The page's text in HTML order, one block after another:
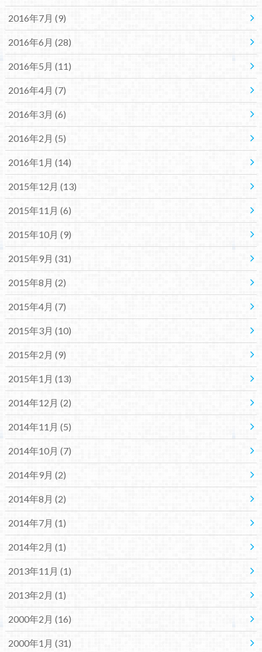
2016年7月 (9)
2016年6月 (28)
2016年5月 (11)
2016年4月 (7)
2016年3月 (6)
2016年2月 (5)
2016年1月 (14)
2015年12月 (13)
2015年11月 (6)
2015年10月 (9)
2015年9月 (31)
2015年8月 (2)
2015年4月 (7)
2015年3月 (10)
2015年2月 (9)
2015年1月 (13)
2014年12月 (2)
2014年11月 (5)
2014年10月 (7)
2014年9月 (2)
2014年8月 (2)
2014年7月 (1)
2014年2月 (1)
2013年11月 (1)
2013年2月 (1)
2000年2月 (16)
2000年1月 (31)